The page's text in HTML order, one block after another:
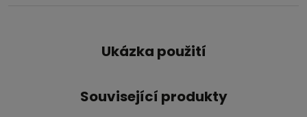
Ukázka použití
Související produkty